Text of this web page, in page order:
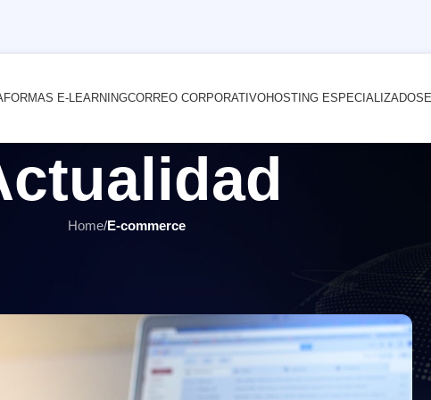
E-LEARNINGCORREO CORPORATIVOHOSTING ESPECIALIZADO
Home/E-commerce
clientes de plataformas de